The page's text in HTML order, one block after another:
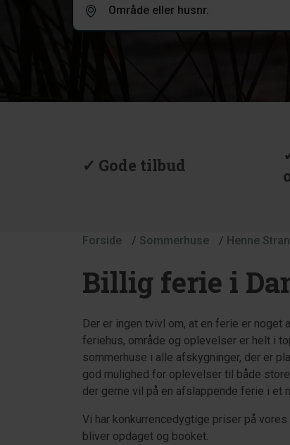
Område eller husnr.
✓ Gode tilbud
Forside / Sommerhuse / Henne
Billig ferie i
Der er ingen tvivl om, at en ferie er
feriehus, område og oplevelser er helt i
sommerhuse i alle afskygninger, der er
god mulighed for oplevelser til både
der gerne vil på en afslappende ferie i et
Vi har konkurrencedygtige priser på
bliver opdaget og booket.